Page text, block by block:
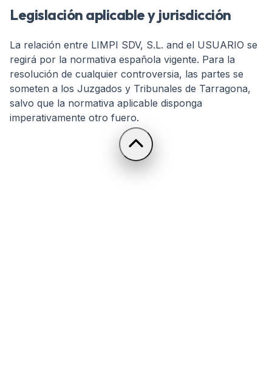
Legislación aplicable y jurisdicción
La relación entre LIMPI SDV, S.L. and el USUARIO se
regirá por la normativa española vigente. Para la
resolución de cualquier controversia, las partes se
someten a los Juzgados y Tribunales de Tarragona,
salvo que la normativa aplicable disponga
imperativamente otro fuero.